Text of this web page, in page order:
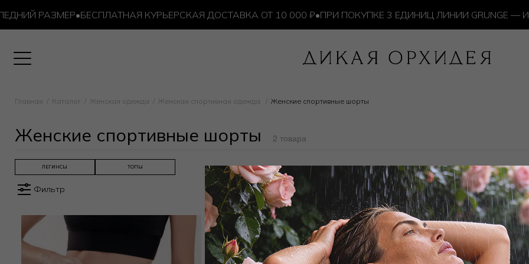
РАЗМЕР•БЕСПЛАТНАЯ КУРЬЕРСКАЯ ДОСТАВКА ОТ 10 000 ₽•ПРИ ПОКУПКЕ 3 ЕДИНИЦ ЛИНИИ GRUNGE —
Главная Каталог Женская одежда Женская спортивная одежда Женские спортивные шорты
Женские спортивные шорты 2 товара
ЛЕГИНСЫ ТОПЫ
Фильтр